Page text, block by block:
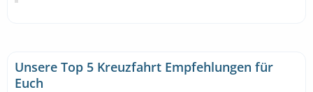
Unsere Top 5 Kreuzfahrt Empfehlungen für
Euch